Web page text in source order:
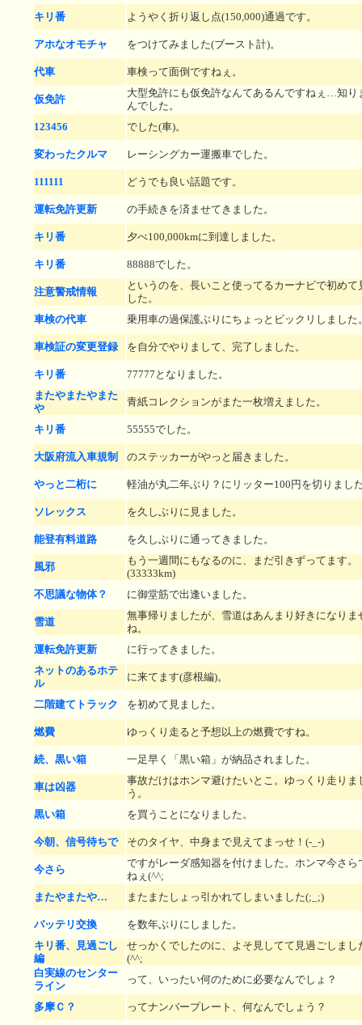
キリ番 ようやく折り返し点(150,000)通過です。
アホなオモチャ をつけてみました(ブースト計)。
代車 車検って面倒ですねぇ。
仮免許
大型免許にも仮免許なんてあるんですねぇ…知り
んでした。
123456
でした(車)。
変わったクルマ レーシングカー運搬車でした。
111111 どうでも良い話題です。
運転免許更新 の手続きを済ませてきました。
キリ番 夕べ100,000kmに到達しました。
キリ番 88888でした。
注意警戒情報
というのを、長いこと使ってるカーナビで初めて
した。
車検の代車
乗用車の過保護ぶりにちょっとビックリしました
車検証の変更登録 を自分でやりまして、完了しました。
キリ番
77777となりました。
またやまたやまた
や
青紙コレクションがまた一枚増えました。
キリ番 55555でした。
大阪府流入車規制 のステッカーがやっと届きました。
やっと二桁に 軽油が丸二年ぶり？にリッター100円を切りまし
ソレックス を久しぶりに見ました。
能登有料道路 を久しぶりに通ってきました。
風邪
もう一週間にもなるのに、まだ引きずってます。
(33333km)
不思議な物体？
に御堂筋で出逢いました。
雪道
無事帰りましたが、雪道はあんまり好きになりま
ね。
運転免許更新
に行ってきました。
ネットのあるホテ
ル
に来てます(彦根編)。
二階建てトラック を初めて見ました。
燃費 ゆっくり走ると予想以上の燃費ですね。
続、黒い箱 一足早く「黒い箱」が納品されました。
車は凶器
事故だけはホンマ避けたいとこ。ゆっくり走りま
う。
黒い箱
を買うことになりました。
今朝、信号待ちで そのタイヤ、中身まで見えてまっせ！(-_-)
今さら
ですがレーダ感知器を付けました。ホンマ今さら
ねぇ(^^;
またやまたや…
またまたしょっ引かれてしまいました(;_;)
バッテリ交換
を数年ぶりにしました。
キリ番、見過ごし
編
せっかくでしたのに、よそ見してて見過ごしまし
(^^;
白実線のセンター
ライン
って、いったい何のために必要なんでしょ？
多摩Ｃ？ ってナンバープレート、何なんでしょう？